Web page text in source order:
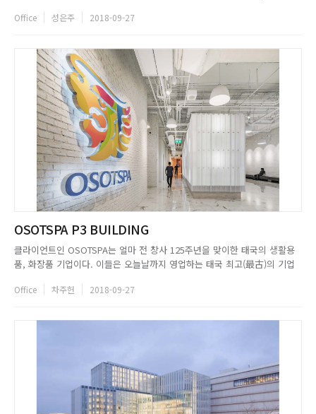
coa...
Office 성은주 2018-09-27
OSOTSPA P3 BUILDING
클라이언트인 OSOTSPA는 얼마 전 창사 125주년을 맞이한 태국의 생활용
품, 화장품 기업이다. 이들은 오늘날까지 영업하는 태국 최고(最古)의 기업
을 선보여온 대중적인 기업이기도 하다. Supermachine Studio는
Office 차주헌 2018-09-27